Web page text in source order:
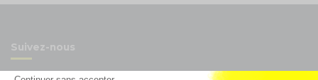
Suivez-nous